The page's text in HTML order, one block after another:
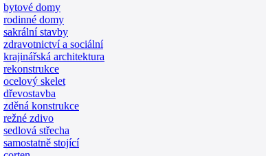
bytové domy
rodinné domy
sakrální stavby
zdravotnictví a sociální
krajinářská architektura
rekonstrukce
ocelový skelet
dřevostavba
zděná konstrukce
režné zdivo
sedlová střecha
samostatně stojící